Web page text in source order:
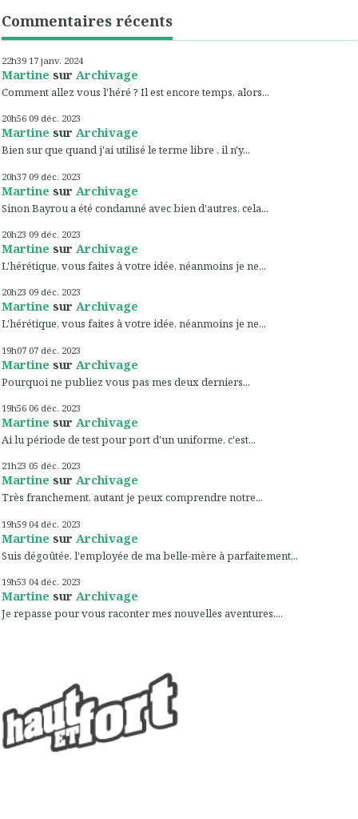
Commentaires récents
22h39 17 janv. 2024
Martine sur Archivage
Comment allez vous l'héré ? Il est encore temps, alors...
20h56 09 déc. 2023
Martine sur Archivage
Bien sur que quand j'ai utilisé le terme libre , il n'y...
20h37 09 déc. 2023
Martine sur Archivage
Sinon Bayrou a été condamné avec bien d'autres, cela...
20h23 09 déc. 2023
Martine sur Archivage
L'hérétique, vous faites à votre idée, néanmoins je ne...
20h23 09 déc. 2023
Martine sur Archivage
L'hérétique, vous faites à votre idée, néanmoins je ne...
19h07 07 déc. 2023
Martine sur Archivage
Pourquoi ne publiez vous pas mes deux derniers...
19h56 06 déc. 2023
Martine sur Archivage
Ai lu période de test pour port d'un uniforme, c'est...
21h23 05 déc. 2023
Martine sur Archivage
Très franchement, autant je peux comprendre notre...
19h59 04 déc. 2023
Martine sur Archivage
Suis dégoûtée, l'employée de ma belle-mère à parfaitement...
19h53 04 déc. 2023
Martine sur Archivage
Je repasse pour vous raconter mes nouvelles aventures,...